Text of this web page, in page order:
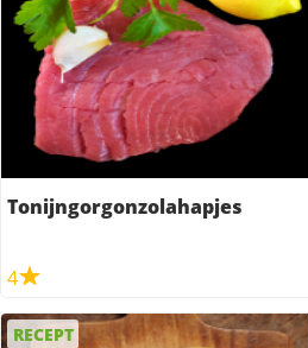
Tonijngorgonzolahapjes
4
RECEPT